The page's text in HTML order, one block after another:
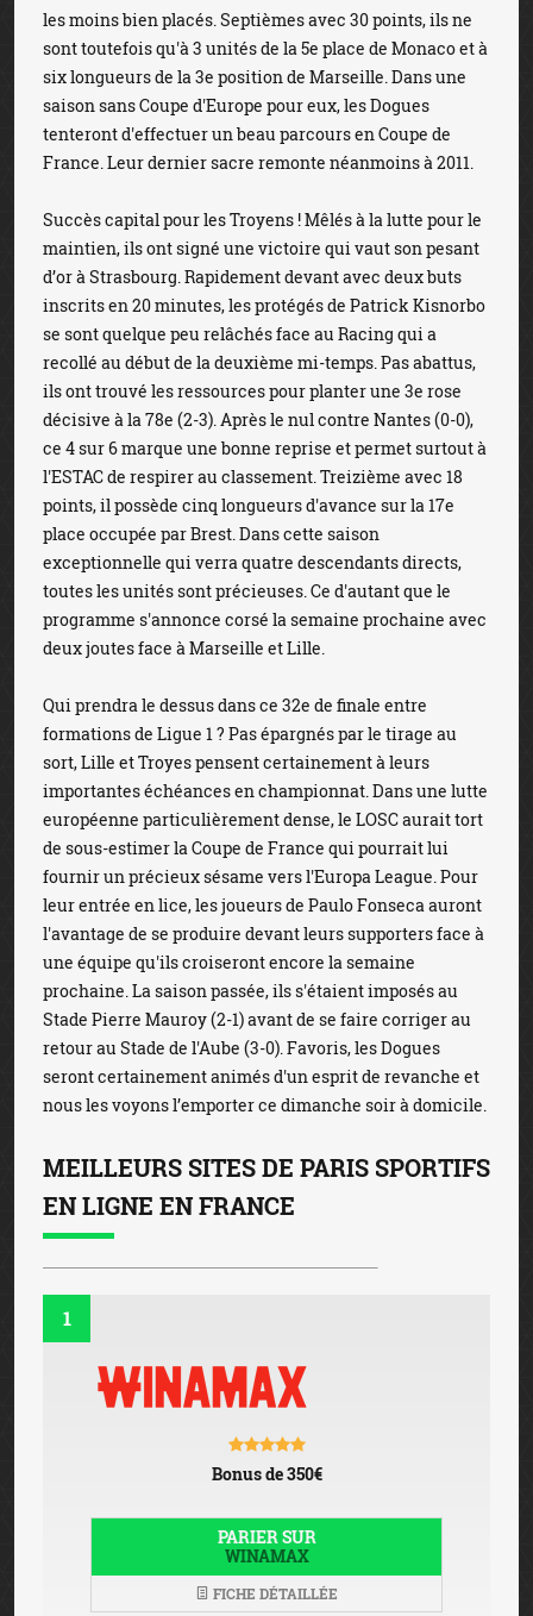
les moins bien placés. Septièmes avec 30 points, ils ne
sont toutefois qu'à 3 unités de la 5e place de Monaco et à
six longueurs de la 3e position de Marseille. Dans une
saison sans Coupe d'Europe pour eux, les Dogues
tenteront d'effectuer un beau parcours en Coupe de
France. Leur dernier sacre remonte néanmoins à 2011.
Succès capital pour les Troyens ! Mêlés à la lutte pour le
maintien, ils ont signé une victoire qui vaut son pesant
d’or à Strasbourg. Rapidement devant avec deux buts
inscrits en 20 minutes, les protégés de Patrick Kisnorbo
se sont quelque peu relâchés face au Racing qui a
recollé au début de la deuxième mi-temps. Pas abattus,
ils ont trouvé les ressources pour planter une 3e rose
décisive à la 78e (2-3). Après le nul contre Nantes (0-0),
ce 4 sur 6 marque une bonne reprise et permet surtout à
l'ESTAC de respirer au classement. Treizième avec 18
points, il possède cinq longueurs d'avance sur la 17e
place occupée par Brest. Dans cette saison
exceptionnelle qui verra quatre descendants directs,
toutes les unités sont précieuses. Ce d'autant que le
programme s'annonce corsé la semaine prochaine avec
deux joutes face à Marseille et Lille.
Qui prendra le dessus dans ce 32e de finale entre
formations de Ligue 1 ? Pas épargnés par le tirage au
sort, Lille et Troyes pensent certainement à leurs
importantes échéances en championnat. Dans une lutte
européenne particulièrement dense, le LOSC aurait tort
de sous-estimer la Coupe de France qui pourrait lui
fournir un précieux sésame vers l'Europa League. Pour
leur entrée en lice, les joueurs de Paulo Fonseca auront
l'avantage de se produire devant leurs supporters face à
une équipe qu'ils croiseront encore la semaine
prochaine. La saison passée, ils s'étaient imposés au
Stade Pierre Mauroy (2-1) avant de se faire corriger au
retour au Stade de l'Aube (3-0). Favoris, les Dogues
seront certainement animés d'un esprit de revanche et
nous les voyons l’emporter ce dimanche soir à domicile.
MEILLEURS SITES DE PARIS SPORTIFS
EN LIGNE EN FRANCE
1
Bonus de 350€
PARIER SUR
WINAMAX
FICHE DÉTAILLÉE